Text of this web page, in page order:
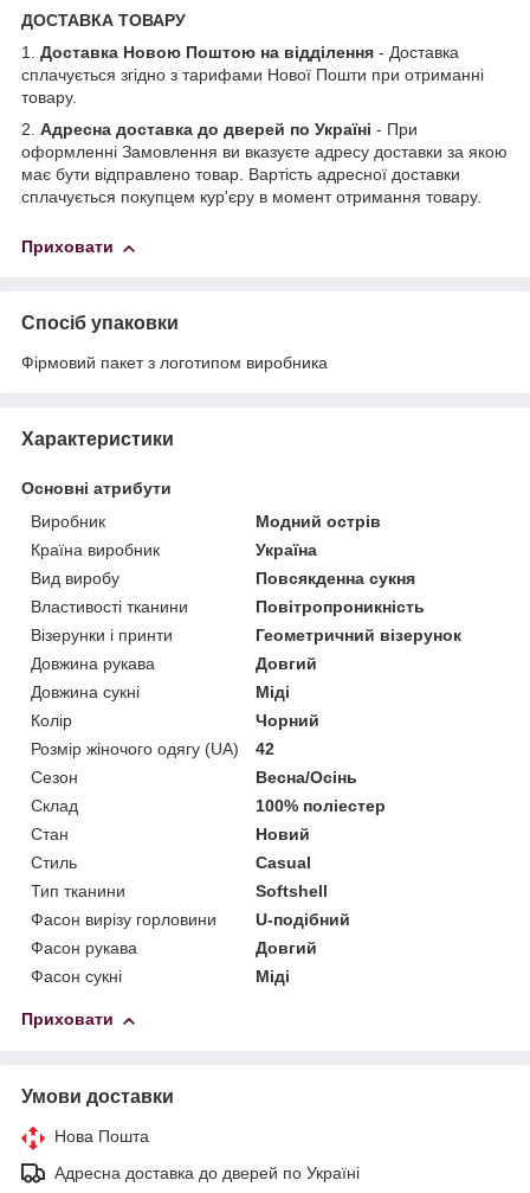
ДОСТАВКА ТОВАРУ
1. Доставка Новою Поштою на відділення - Доставка
сплачується згідно з тарифами Нової Пошти при отриманні
товару.
2. Адресна доставка до дверей по Україні - При
оформленні Замовлення ви вказуєте адресу доставки за якою
має бути відправлено товар. Вартість адресної доставки
сплачується покупцем кур'єру в момент отримання товару.
Приховати
Спосіб упаковки
Фірмовий пакет з логотипом виробника
Характеристики
Основні атрибути
Виробник
Модний острів
Країна виробник
Україна
Вид виробу
Повсякденна сукня
Властивості тканини
Повітропроникність
Візерунки і принти
Геометричний візерунок
Довжина рукава
Довгий
Довжина сукні
Міді
Колір
Чорний
Розмір жіночого одягу (UA)
42
Сезон
Весна/Осінь
Склад
100% поліестер
Стан
Новий
Стиль
Casual
Тип тканини
Softshell
Фасон вирізу горловини
U-подібний
Фасон рукава
Довгий
Фасон сукні
Міді
Приховати
Умови доставки
Нова Пошта
Адресна доставка до дверей по Україні